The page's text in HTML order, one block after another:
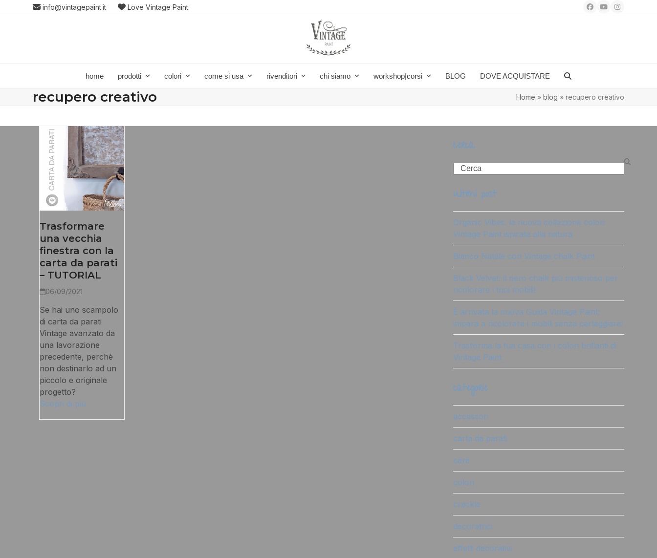
info@vintagepaint.it Love Vintage Paint Facebook
YouTubeInstagram
home prodotti colori come si usa rivenditori chi siamo workshop|corsi BLOG DOVE ACQUISTARE
recupero creativo Home » blog » recupero creativo
Trasformare
una vecchia
finestra con la
carta da parati
– TUTORIAL
06/09/2021
Se hai uno scampolo
di carta da parati
Vintage avanzato da
una lavorazione
precedente, perchè
non destinarlo ad un
piccolo e originale
progetto?
Scopri di più
cerca
Search
ultimi post
Organic Vibes: la nuova collezione colori
Vintage Paint ispirata alla natura
Bianco Natale con Vintage chalk Paint
Black Velvet: il nero chalk più misterioso per
ricolorare i tuoi mobili!
È arrivata la nuova Guida Vintage Paint:
impara a ricolorare i mobili senza carteggiare!
Trasforma la tua casa con i colori brillanti di
Vintage Paint
categorie
accessori
carta da parati
cere
colori
crackle
decoratrici
effetti decorativi